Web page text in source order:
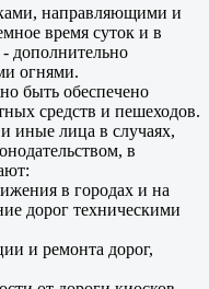
направляющими и
время суток и в
дополнительно
огнями.
быть обеспечено
средств и пешеходов.
иные лица в случаях,
в
в городах и на
дорог техническими
и ремонта дорог,